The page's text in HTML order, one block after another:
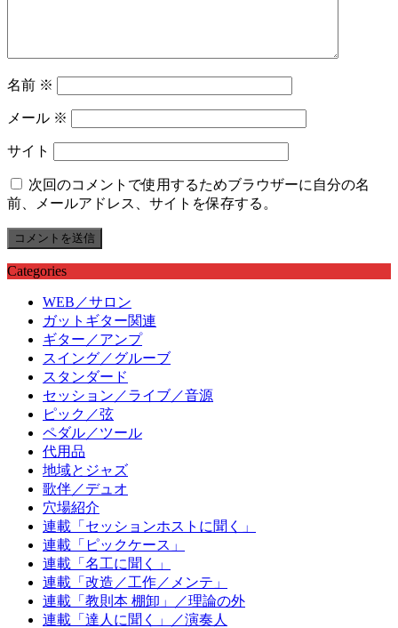
名前 ※
メール ※
サイト
次回のコメントで使用するためブラウザーに自分の名
前、メールアドレス、サイトを保存する。
Categories
WEB／サロン
ガットギター関連
ギター／アンプ
スイング／グルーブ
スタンダード
セッション／ライブ／音源
ピック／弦
ペダル／ツール
代用品
地域とジャズ
歌伴／デュオ
穴場紹介
連載「セッションホストに聞く」
連載「ピックケース」
連載「名工に聞く」
連載「改造／工作／メンテ」
連載「教則本 棚卸」／理論の外
連載「達人に聞く」／演奏人